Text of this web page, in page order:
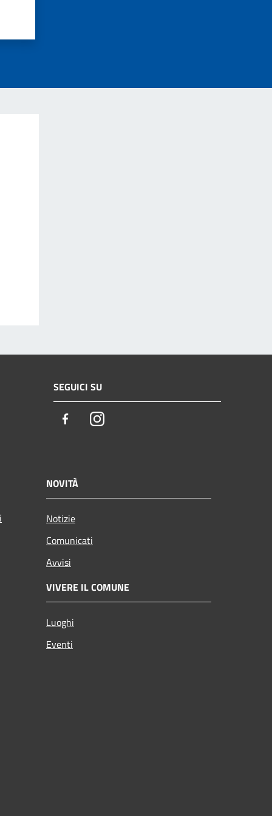
SEGUICI SU
FacebookInstagram
NOVITÀ
Notizie
Comunicati
Avvisi
VIVERE IL COMUNE
Luoghi
Eventi